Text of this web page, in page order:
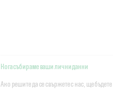
Кога събираме ваши лични данни
Ако решите да се свържете с нас, ще